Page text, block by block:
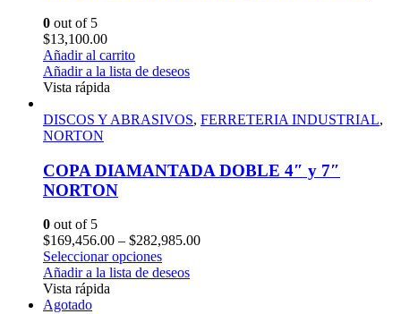
0 out of 5
$13,100.00
Añadir al carrito
Añadir a la lista de deseos
Vista rápida
DISCOS Y ABRASIVOS, FERRETERIA INDUSTRIAL,
NORTON
COPA DIAMANTADA DOBLE 4″ y 7″
NORTON
0 out of 5
$169,456.00 – $282,985.00
Seleccionar opciones
Añadir a la lista de deseos
Vista rápida
Agotado